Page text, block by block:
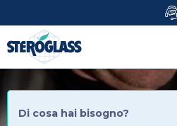
al
contenuto
principale